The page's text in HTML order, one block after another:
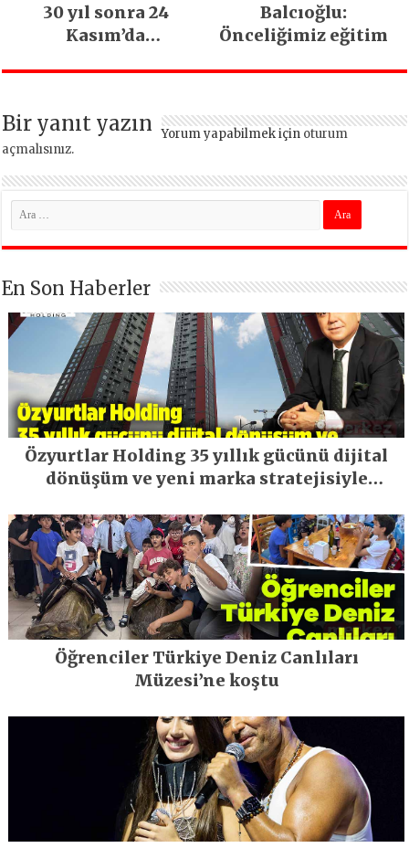
30 yıl sonra 24
Kasım’da
Balcıoğlu:
Önceliğimiz eğitim
Bir yanıt yazın Yorum yapabilmek için oturum
açmalısınız.
En Son Haberler
Özyurtlar Holding 35 yıllık gücünü dijital
dönüşüm ve yeni marka stratejisiyle
Öğrenciler Türkiye Deniz Canlıları
Müzesi’ne koştu